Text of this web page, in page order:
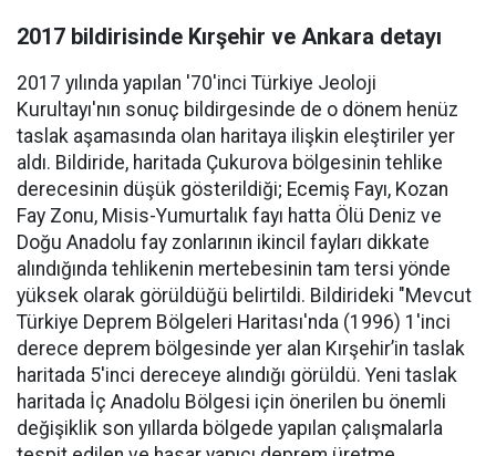
2017 bildirisinde Kırşehir ve Ankara detayı
2017 yılında yapılan '70'inci Türkiye Jeoloji
Kurultayı'nın sonuç bildirgesinde de o dönem henüz
taslak aşamasında olan haritaya ilişkin eleştiriler yer
aldı. Bildiride, haritada Çukurova bölgesinin tehlike
derecesinin düşük gösterildiği; Ecemiş Fayı, Kozan
Fay Zonu, Misis-Yumurtalık fayı hatta Ölü Deniz ve
Doğu Anadolu fay zonlarının ikincil fayları dikkate
alındığında tehlikenin mertebesinin tam tersi yönde
yüksek olarak görüldüğü belirtildi. Bildirideki "Mevcut
Türkiye Deprem Bölgeleri Haritası'nda (1996) 1'inci
derece deprem bölgesinde yer alan Kırşehir’in taslak
haritada 5'inci dereceye alındığı görüldü. Yeni taslak
haritada İç Anadolu Bölgesi için önerilen bu önemli
değişiklik son yıllarda bölgede yapılan çalışmalarla